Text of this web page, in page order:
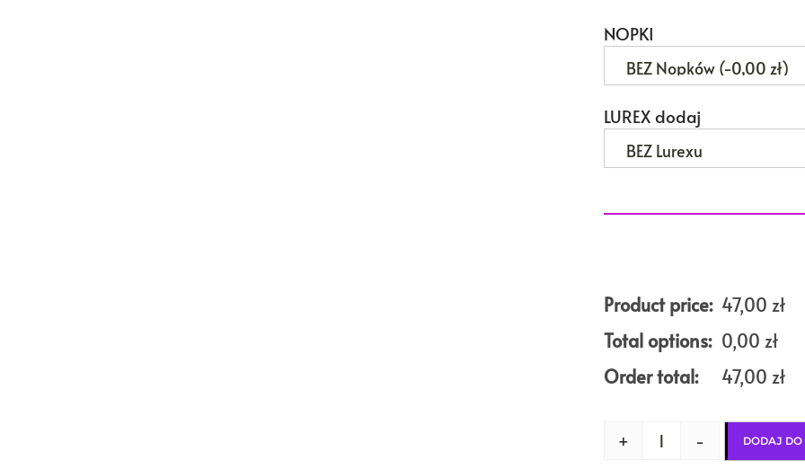
NOPKI
LUREX dodaj
Product price: 47,00 zł
Total options: 0,00 zł
Order total:
47,00 zł
+ - DODAJ DO